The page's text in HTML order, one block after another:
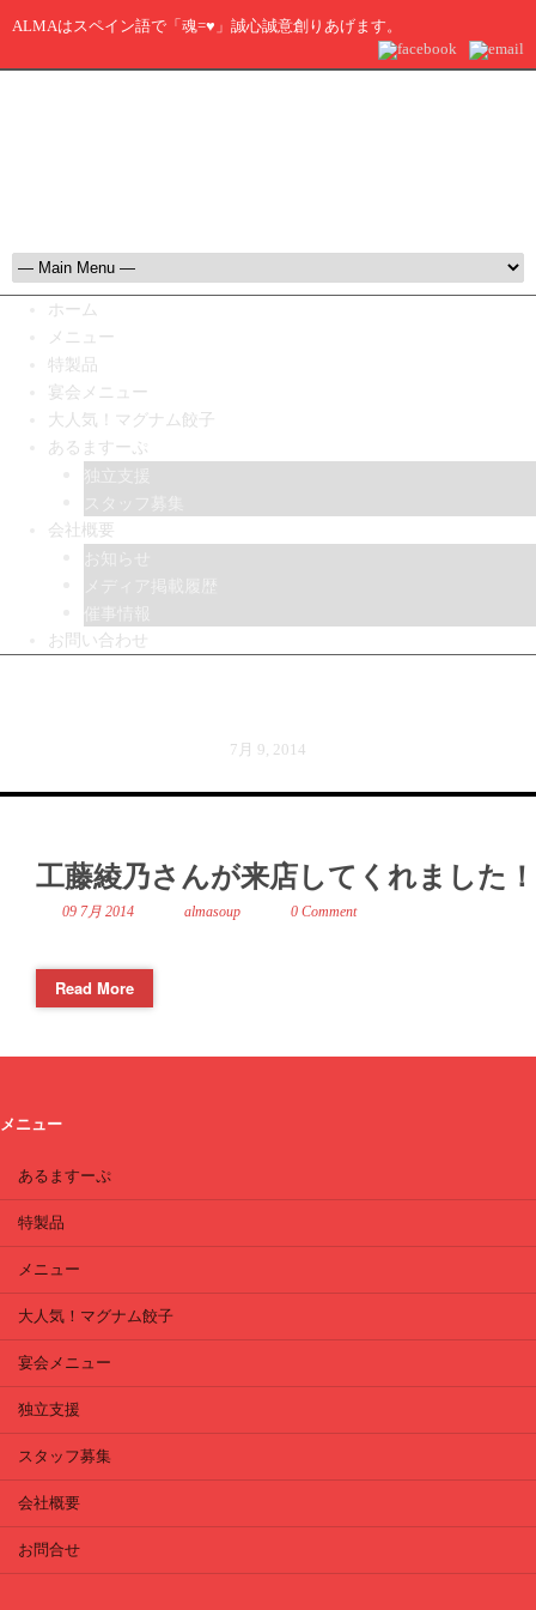
ALMAはスペイン語で「魂=♥」誠心誠意創りあげます。
ホーム
メニュー
特製品
宴会メニュー
大人気！マグナム餃子
あるますーぷ
会社概要
お問い合わせ
7月 9, 2014
工藤綾乃さんが来店してくれました！
09 7月 2014 almasoup 0 Comment
Read More
メニュー
あるますーぷ
特製品
メニュー
大人気！マグナム餃子
宴会メニュー
独立支援
スタッフ募集
会社概要
お問合せ